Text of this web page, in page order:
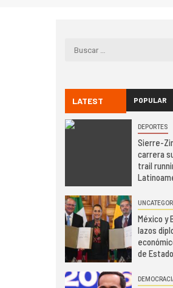
LATEST POPULAR
DEPORTES
Sierre-
carrera
trail
México y
lazos
de